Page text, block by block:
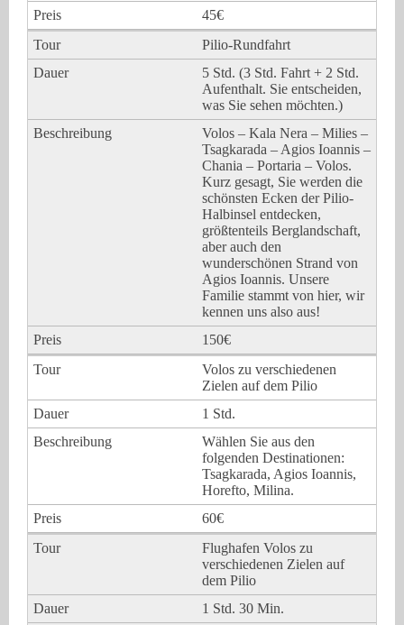
45€
Pilio-Rundfahrt
5 Std. (3 Std. Fahrt + 2 Std.
Aufenthalt. Sie entscheiden,
was Sie sehen möchten.)
Volos – Kala Nera – Milies –
Tsagkarada – Agios Ioannis –
Chania – Portaria – Volos.
Kurz gesagt, Sie werden die
schönsten Ecken der Pilio-
Halbinsel entdecken,
größtenteils Berglandschaft,
aber auch den
wunderschönen Strand von
Agios Ioannis. Unsere
Familie stammt von hier, wir
kennen uns also aus!
150€
Volos zu verschiedenen
Zielen auf dem Pilio
1 Std.
Wählen Sie aus den
folgenden Destinationen:
Tsagkarada, Agios Ioannis,
Horefto, Milina.
60€
Flughafen Volos zu
verschiedenen Zielen auf
dem Pilio
1 Std. 30 Min.